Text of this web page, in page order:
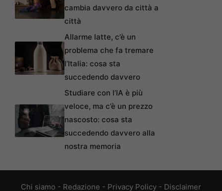
cambia davvero da città a
città
Allarme latte, c’è un
problema che fa tremare
l’Italia: cosa sta
succedendo davvero
Studiare con l’IA è più
veloce, ma c’è un prezzo
nascosto: cosa sta
succedendo davvero alla
nostra memoria
Chi siamo - Redazione - Privacy Policy - Disclaimer